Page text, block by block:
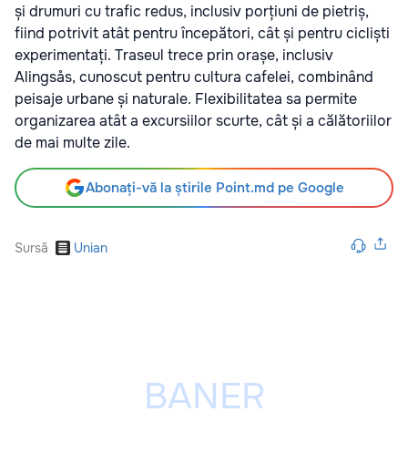
și drumuri cu trafic redus, inclusiv porțiuni de pietriș,
fiind potrivit atât pentru începători, cât și pentru cicliști
experimentați. Traseul trece prin orașe, inclusiv
Alingsås, cunoscut pentru cultura cafelei, combinând
peisaje urbane și naturale. Flexibilitatea sa permite
organizarea atât a excursiilor scurte, cât și a călătoriilor
de mai multe zile.
Abonați-vă la știrile Point.md pe Google
Sursă Unian